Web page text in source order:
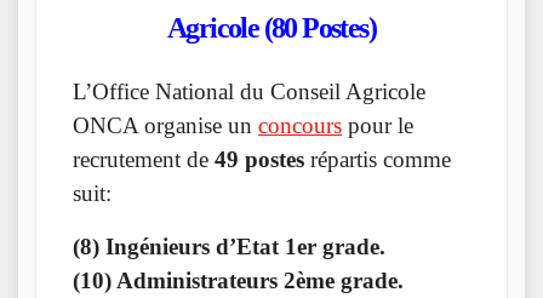
Agricole (80 Postes)
L’Office National du Conseil Agricole
ONCA organise un concours pour le
recrutement de 49 postes répartis comme
suit:
(8) Ingénieurs d’Etat 1er grade.
(10) Administrateurs 2ème grade.